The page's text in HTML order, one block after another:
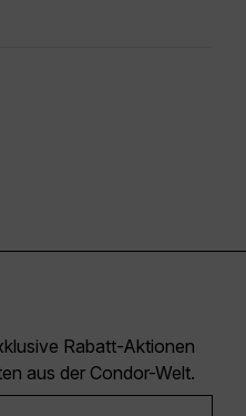
Rabatt-Aktionen
aus der Condor-Welt.